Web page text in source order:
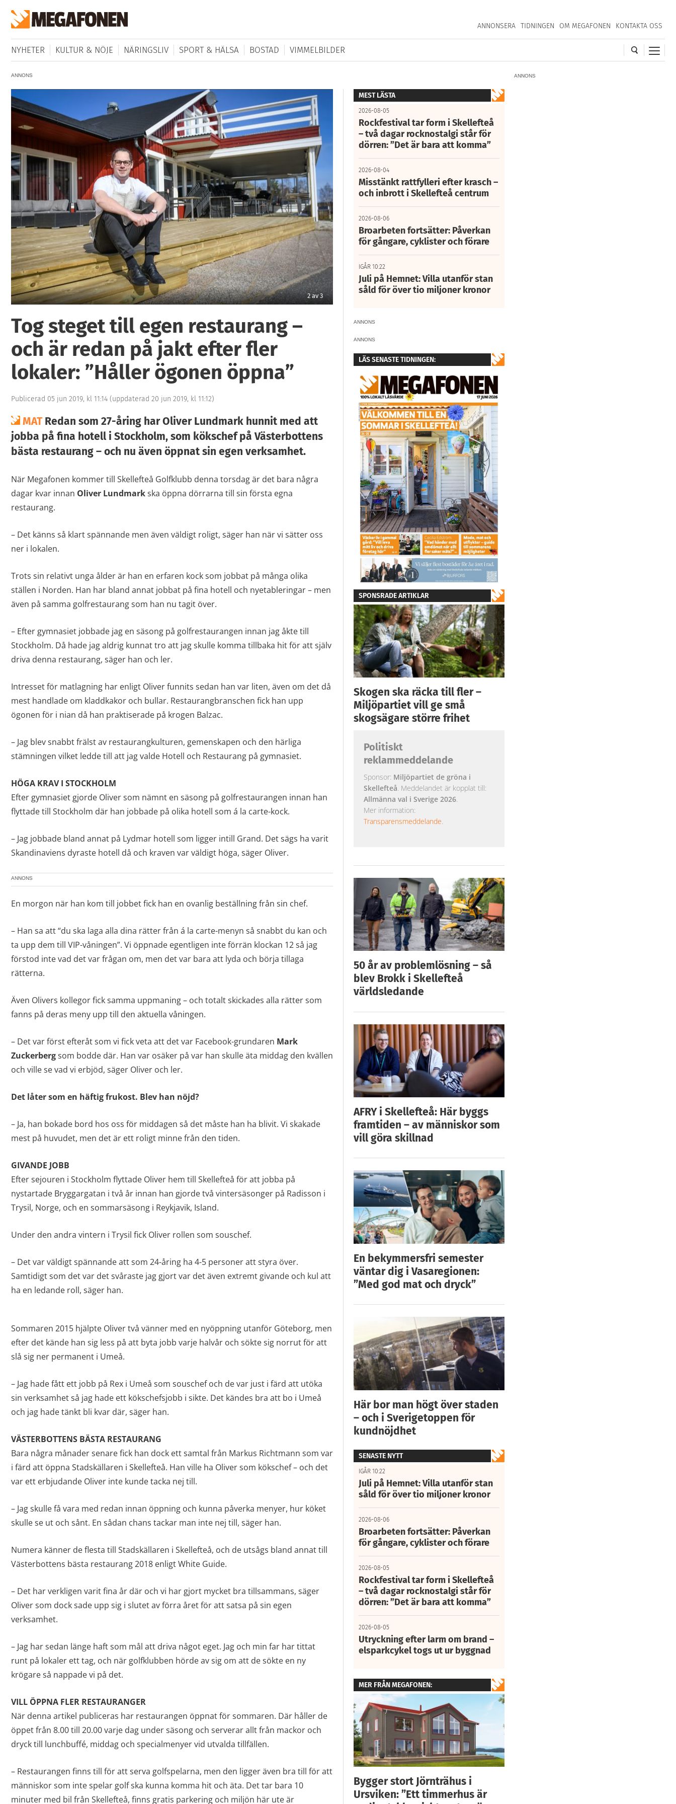
ANNONSERA TIDNINGEN OM MEGAFONEN KONTAKTA OSS
NYHETER KULTUR & NÖJE NÄRINGSLIV SPORT & HÄLSA BOSTAD VIMMELBILDER
ANNONS
ANNONS
2av3
Tog steget till egen restaurang –
och är redan på jakt efter fler
lokaler: ”Håller ögonen öppna”
Publicerad 05 jun 2019, kl 11:14 (uppdaterad 20 jun 2019, kl 11:12)
MATRedan som 27-åring har Oliver Lundmark hunnit med att
jobba på fina hotell i Stockholm, som kökschef på Västerbottens
bästa restaurang – och nu även öppnat sin egen verksamhet.
När Megafonen kommer till Skellefteå Golfklubb denna torsdag är det bara några
dagar kvar innan Oliver Lundmarkska öppna dörrarna till sin första egna
restaurang.
– Det känns så klart spännande men även väldigt roligt, säger han när vi sätter oss
ner i lokalen.
Trots sin relativt unga ålder är han en erfaren kock som jobbat på många olika
ställen i Norden. Han har bland annat jobbat på fina hotell och nyetableringar – men
även på samma golfrestaurang som han nu tagit över.
– Efter gymnasiet jobbade jag en säsong på golfrestaurangen innan jag åkte till
Stockholm. Då hade jag aldrig kunnat tro att jag skulle komma tillbaka hit för att själv
driva denna restaurang, säger han och ler.
Intresset för matlagning har enligt Oliver funnits sedan han var liten, även om det då
mest handlade om kladdkakor och bullar. Restaurangbranschen fick han upp
ögonen för i nian då han praktiserade på krogen Balzac.
– Jag blev snabbt frälst av restaurangkulturen, gemenskapen och den härliga
stämningen vilket ledde till att jag valde Hotell och Restaurang på gymnasiet.
HÖGA KRAV I STOCKHOLM
Efter gymnasiet gjorde Oliver som nämnt en säsong på golfrestaurangen innan han
flyttade till Stockholm där han jobbade på olika hotell som á la carte-kock.
– Jag jobbade bland annat på Lydmar hotell som ligger intill Grand. Det sägs ha varit
Skandinaviens dyraste hotell då och kraven var väldigt höga, säger Oliver.
ANNONS
En morgon när han kom till jobbet fick han en ovanlig beställning från sin chef.
– Han sa att “du ska laga alla dina rätter från á la carte-menyn så snabbt du kan och
ta upp dem till VIP-våningen”. Vi öppnade egentligen inte förrän klockan 12 så jag
förstod inte vad det var frågan om, men det var bara att lyda och börja tillaga
rätterna.
Även Olivers kollegor fick samma uppmaning – och totalt skickades alla rätter som
fanns på deras meny upp till den aktuella våningen.
– Det var först efteråt som vi fick veta att det var Facebook-grundaren Mark
Zuckerbergsom bodde där. Han var osäker på var han skulle äta middag den kvällen
och ville se vad vi erbjöd, säger Oliver och ler.
Det låter som en häftig frukost. Blev han nöjd?
– Ja, han bokade bord hos oss för middagen så det måste han ha blivit. Vi skakade
mest på huvudet, men det är ett roligt minne från den tiden.
GIVANDE JOBB
Efter sejouren i Stockholm flyttade Oliver hem till Skellefteå för att jobba på
nystartade Bryggargatan i två år innan han gjorde två vintersäsonger på Radisson i
Trysil, Norge, och en sommarsäsong i Reykjavik, Island.
Under den andra vintern i Trysil fick Oliver rollen som souschef.
– Det var väldigt spännande att som 24-åring ha 4-5 personer att styra över.
Samtidigt som det var det svåraste jag gjort var det även extremt givande och kul att
ha en ledande roll, säger han.
Sommaren 2015 hjälpte Oliver två vänner med en nyöppning utanför Göteborg, men
efter det kände han sig less på att byta jobb varje halvår och sökte sig norrut för att
slå sig ner permanent i Umeå.
– Jag hade fått ett jobb på Rex i Umeå som souschef och de var just i färd att utöka
sin verksamhet så jag hade ett kökschefsjobb i sikte. Det kändes bra att bo i Umeå
och jag hade tänkt bli kvar där, säger han.
VÄSTERBOTTENS BÄSTA RESTAURANG
Bara några månader senare fick han dock ett samtal från Markus Richtmann som var
i färd att öppna Stadskällaren i Skellefteå. Han ville ha Oliver som kökschef – och det
var ett erbjudande Oliver inte kunde tacka nej till.
– Jag skulle få vara med redan innan öppning och kunna påverka menyer, hur köket
skulle se ut och sånt. En sådan chans tackar man inte nej till, säger han.
Numera känner de flesta till Stadskällaren i Skellefteå, och de utsågs bland annat till
Västerbottens bästa restaurang 2018 enligt White Guide.
– Det har verkligen varit fina år där och vi har gjort mycket bra tillsammans, säger
Oliver som dock sade upp sig i slutet av förra året för att satsa på sin egen
verksamhet.
– Jag har sedan länge haft som mål att driva något eget. Jag och min far har tittat
runt på lokaler ett tag, och när golfklubben hörde av sig om att de sökte en ny
krögare så nappade vi på det.
VILL ÖPPNA FLER RESTAURANGER
När denna artikel publiceras har restaurangen öppnat för sommaren. Där håller de
öppet från 8.00 till 20.00 varje dag under säsong och serverar allt från mackor och
dryck till lunchbuffé, middag och specialmenyer vid utvalda tillfällen.
– Restaurangen finns till för att serva golfspelarna, men den ligger även bra till för att
människor som inte spelar golf ska kunna komma hit och äta. Det tar bara 10
minuter med bil från Skellefteå, finns gratis parkering och miljön här ute är
MEST LÄSTA
2026-08-05
Rockfestival tar form i Skellefteå
– två dagar rocknostalgi står för
dörren: ”Det är bara att komma”
2026-08-04
Misstänkt rattfylleri efter krasch –
och inbrott i Skellefteå centrum
2026-08-06
Broarbeten fortsätter: Påverkan
för gångare, cyklister och förare
IGÅR 10:22
Juli på Hemnet: Villa utanför stan
såld för över tio miljoner kronor
ANNONS
ANNONS
LÄS SENASTE TIDNINGEN:
SPONSRADE ARTIKLAR
Skogen ska räcka till fler –
Miljöpartiet vill ge små
skogsägare större frihet
Politiskt
reklammeddelande
Sponsor: Miljöpartiet de gröna i
Skellefteå. Meddelandet är kopplat till:
Allmänna val i Sverige 2026.
Mer information:
Transparensmeddelande.
50 år av problemlösning – så
blev Brokk i Skellefteå
världsledande
AFRY i Skellefteå: Här byggs
framtiden – av människor som
vill göra skillnad
En bekymmersfri semester
väntar dig i Vasaregionen:
”Med god mat och dryck”
Här bor man högt över staden
– och i Sverigetoppen för
kundnöjdhet
SENASTE NYTT
IGÅR 10:22
Juli på Hemnet: Villa utanför stan
såld för över tio miljoner kronor
2026-08-06
Broarbeten fortsätter: Påverkan
för gångare, cyklister och förare
2026-08-05
Rockfestival tar form i Skellefteå
– två dagar rocknostalgi står för
dörren: ”Det är bara att komma”
2026-08-05
Utryckning efter larm om brand –
elsparkcykel togs ut ur byggnad
MER FRÅN MEGAFONEN:
Bygger stort Jörnträhus i
Ursviken: ”Ett timmerhus är